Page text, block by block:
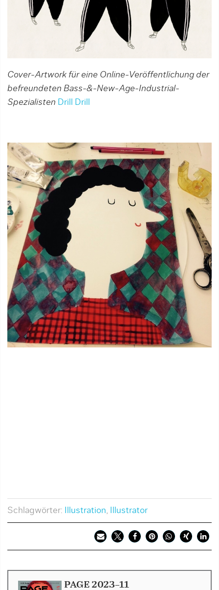
Cover-Artwork für eine Online-Veröffentlichung der
befreundeten Bass-&-New-Age-Industrial-
Spezialisten Drill Drill
Schlagwörter: Illustration, Illustrator
PAGE 2023-11